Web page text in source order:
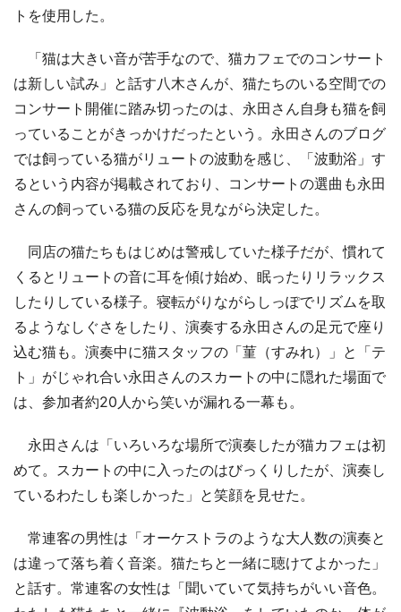
トを使用した。
「猫は大きい音が苦手なので、猫カフェでのコンサート
は新しい試み」と話す八木さんが、猫たちのいる空間での
コンサート開催に踏み切ったのは、永田さん自身も猫を飼
っていることがきっかけだったという。永田さんのブログ
では飼っている猫がリュートの波動を感じ、「波動浴」す
るという内容が掲載されており、コンサートの選曲も永田
さんの飼っている猫の反応を見ながら決定した。
同店の猫たちもはじめは警戒していた様子だが、慣れて
くるとリュートの音に耳を傾け始め、眠ったりリラックス
したりしている様子。寝転がりながらしっぽでリズムを取
るようなしぐさをしたり、演奏する永田さんの足元で座り
込む猫も。演奏中に猫スタッフの「菫（すみれ）」と「テ
ト」がじゃれ合い永田さんのスカートの中に隠れた場面で
は、参加者約20人から笑いが漏れる一幕も。
永田さんは「いろいろな場所で演奏したが猫カフェは初
めて。スカートの中に入ったのはびっくりしたが、演奏し
ているわたしも楽しかった」と笑顔を見せた。
常連客の男性は「オーケストラのような大人数の演奏と
は違って落ち着く音楽。猫たちと一緒に聴けてよかった」
と話す。常連客の女性は「聞いていて気持ちがいい音色。